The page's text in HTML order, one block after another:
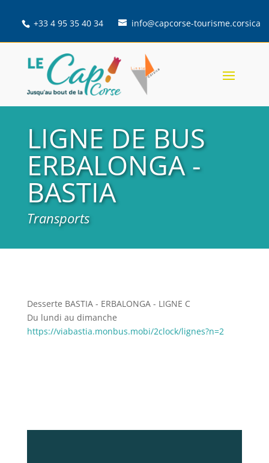
+33 4 95 35 40 34 info@capcorse-tourisme.corsica
LIGNE DE BUS
ERBALONGA -
BASTIA
Transports
Desserte BASTIA - ERBALONGA - LIGNE C
Du lundi au dimanche
https://viabastia.monbus.mobi/2clock/lignes?n=2